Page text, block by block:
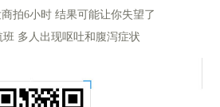
拍6小时 结果可能让你失望了
多人出现呕吐和腹泻症状